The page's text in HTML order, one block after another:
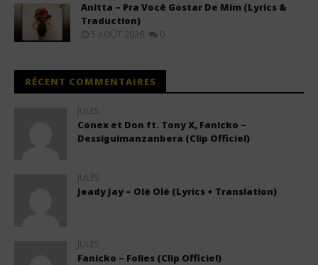
Anitta – Pra Você Gostar De Mim (Lyrics &
Traduction)
5 AOÛT 2026 0
RÉCENT COMMENTAIRES
JULES
Conex et Don ft. Tony X, Fanicko –
Dessiguimanzanbera (Clip Officiel)
JULES
Jeady Jay – Olé Olé (Lyrics + Translation)
JULES
Fanicko – Folies (Clip Officiel)